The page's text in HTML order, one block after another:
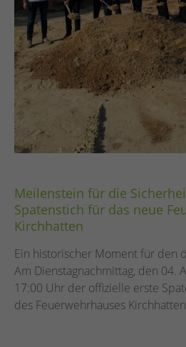
Meilenstein für die
Spatenstich für das neue
Kirchhatten
Ein historischer Moment für den
Am Dienstagnachmittag, den 04.
17:00 Uhr der offizielle erste
des Feuerwehrhauses